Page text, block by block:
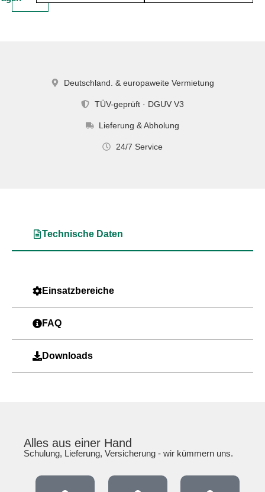
Deutschland. & europaweite Vermietung
TÜV-geprüft · DGUV V3
Lieferung & Abholung
24/7 Service
Technische Daten
Einsatzbereiche
FAQ
Downloads
Alles aus einer Hand
Schulung, Lieferung, Versicherung - wir kümmern uns.